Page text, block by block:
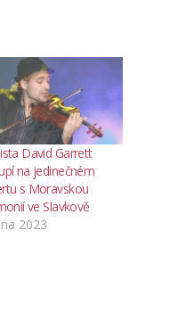
David Garrett
na jedinečném
s Moravskou
ve Slavkově
2023